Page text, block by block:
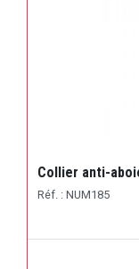
Collier anti-
Réf. : NUM185